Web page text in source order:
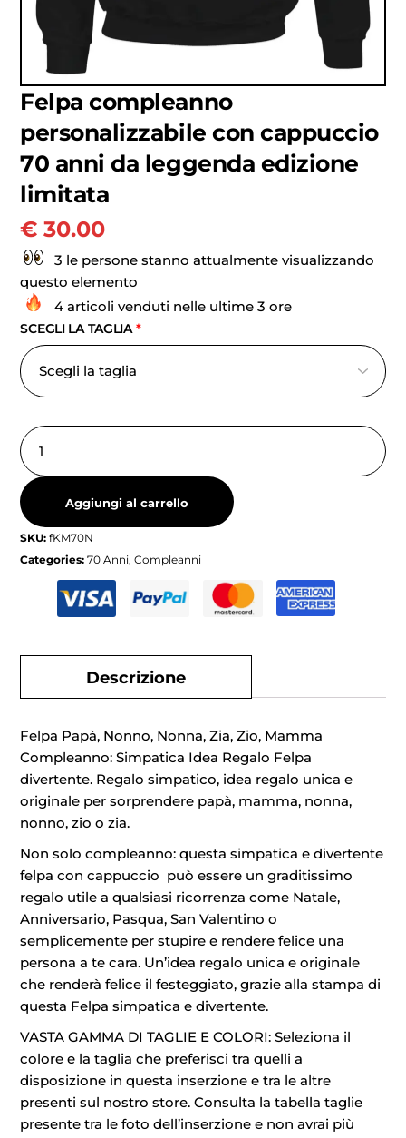
Felpa compleanno
personalizzabile con cappuccio
70 anni da leggenda edizione
limitata
€ 30.00
3 le persone stanno attualmente visualizzando
questo elemento
4 articoli venduti nelle ultime 3 ore
SCEGLI LA TAGLIA*
Aggiungi al carrello
SKU:fKM70N
Categories:70 Anni,Compleanni
Descrizione
Felpa Papà, Nonno, Nonna, Zia, Zio, Mamma
Compleanno: Simpatica Idea Regalo Felpa
divertente. Regalo simpatico, idea regalo unica e
originale per sorprendere papà, mamma, nonna,
nonno, zio o zia.
Non solo compleanno: questa simpatica e divertente
felpa con cappuccio può essere un graditissimo
regalo utile a qualsiasi ricorrenza come Natale,
Anniversario, Pasqua, San Valentino o
semplicemente per stupire e rendere felice una
persona a te cara. Un’idea regalo unica e originale
che renderà felice il festeggiato, grazie alla stampa di
questa Felpa simpatica e divertente.
VASTA GAMMA DI TAGLIE E COLORI: Seleziona il
colore e la taglia che preferisci tra quelli a
disposizione in questa inserzione e tra le altre
presenti sul nostro store. Consulta la tabella taglie
presente tra le foto dell’inserzione e non avrai più